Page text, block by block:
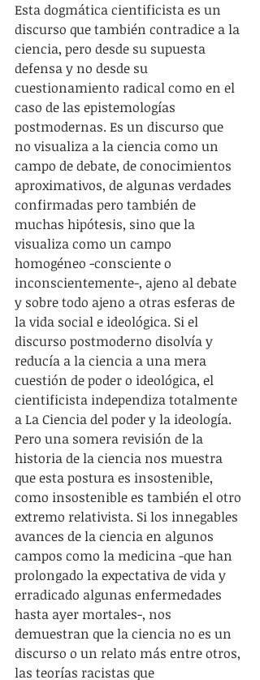
Esta dogmática cientificista es un
discurso que también contradice a la
ciencia, pero desde su supuesta
defensa y no desde su
cuestionamiento radical como en el
caso de las epistemologías
postmodernas. Es un discurso que
no visualiza a la ciencia como un
campo de debate, de conocimientos
aproximativos, de algunas verdades
confirmadas pero también de
muchas hipótesis, sino que la
visualiza como un campo
homogéneo -consciente o
inconscientemente-, ajeno al debate
y sobre todo ajeno a otras esferas de
la vida social e ideológica. Si el
discurso postmoderno disolvía y
reducía a la ciencia a una mera
cuestión de poder o ideológica, el
cientificista independiza totalmente
a La Ciencia del poder y la ideología.
Pero una somera revisión de la
historia de la ciencia nos muestra
que esta postura es insostenible,
como insostenible es también el otro
extremo relativista. Si los innegables
avances de la ciencia en algunos
campos como la medicina -que han
prolongado la expectativa de vida y
erradicado algunas enfermedades
hasta ayer mortales-, nos
demuestran que la ciencia no es un
discurso o un relato más entre otros,
las teorías racistas que